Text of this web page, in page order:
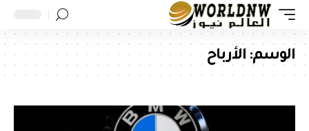
الوسم: الأرباح